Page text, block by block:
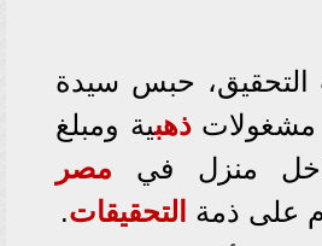
حبس سيدة
مشغولاتذهبية ومبلغ
منزل في مصر
التحقيقات.